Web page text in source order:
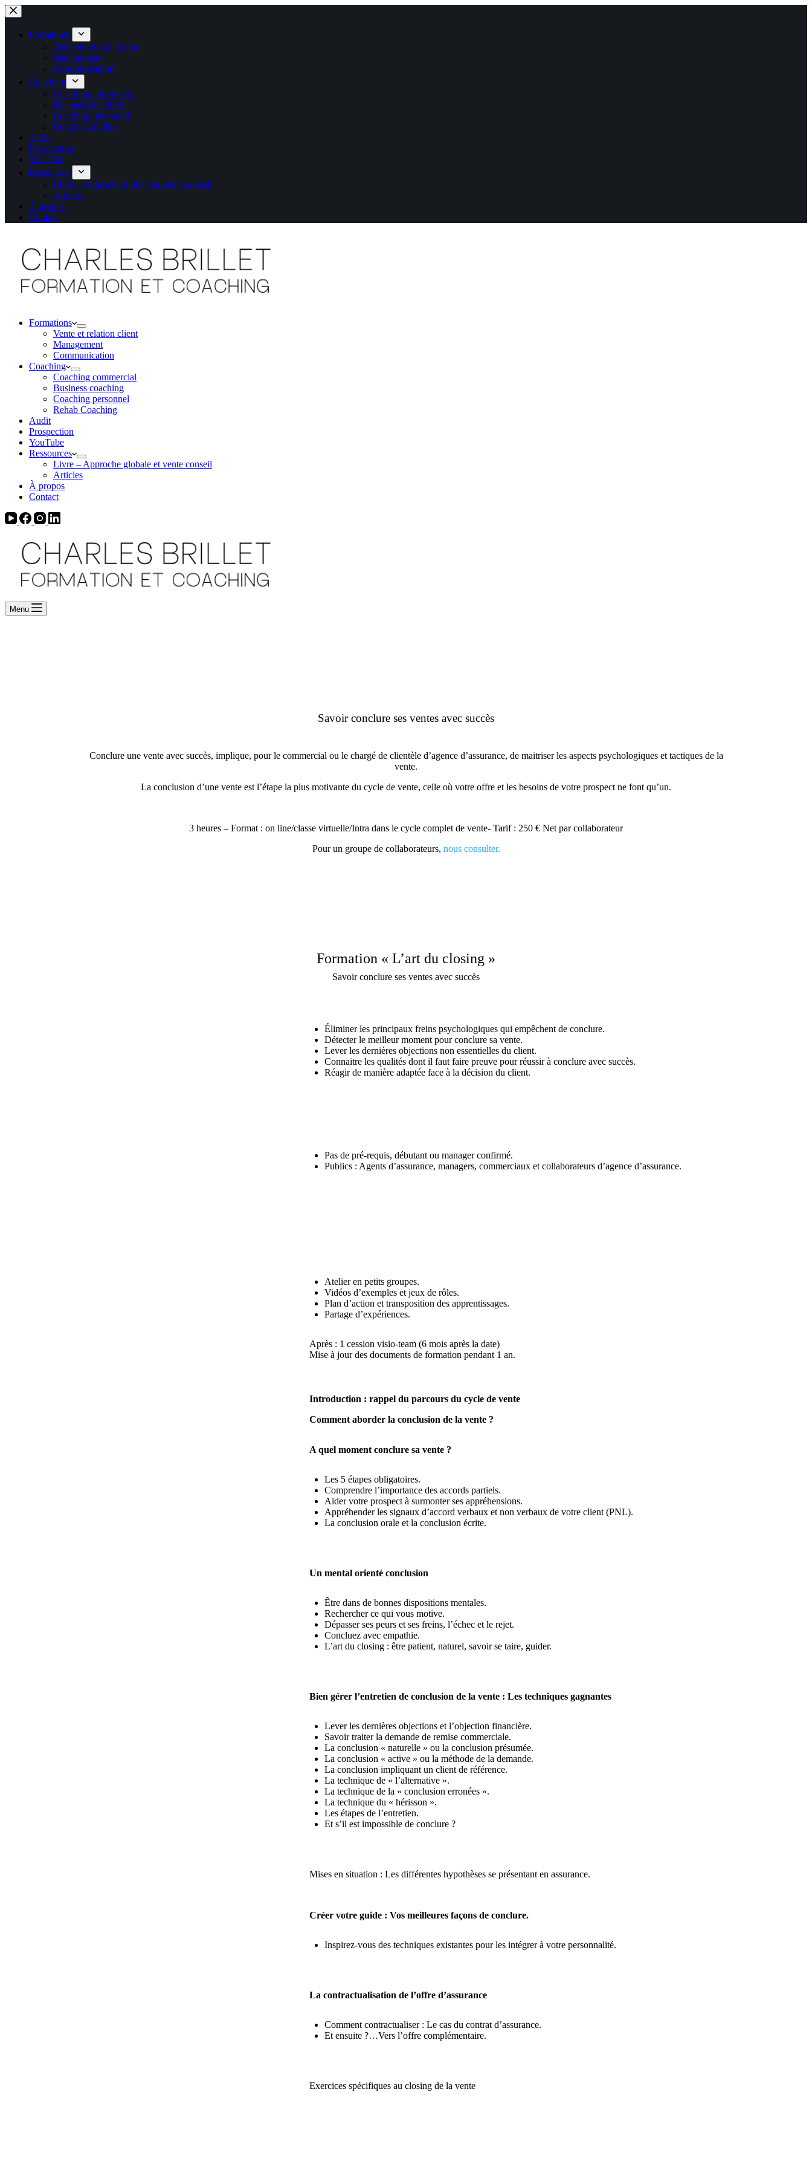
Passer
au
contenuFormations
Vente et relation client
Management
Communication
Coaching
Coaching commercial
Business coaching
Coaching personnel
Rehab Coaching
Audit
Prospection
YouTube
Ressources
Livre – Approche globale et vente conseil
Articles
À propos
Contact
Formations
Vente et relation client
Management
Communication
Coaching
Coaching commercial
Business coaching
Coaching personnel
Rehab Coaching
Audit
Prospection
YouTube
Ressources
Livre – Approche globale et vente conseil
Articles
À propos
Contact
Menu
Savoir conclure ses ventes avec succès
Conclure une vente avec succès, implique, pour le commercial ou le chargé de clientèle d’agence d’assurance, de maitriser les aspects psychologiques et tactiques de la
vente.
La conclusion d’une vente est l’étape la plus motivante du cycle de vente, celle où votre offre et les besoins de votre prospect ne font qu’un.
3 heures – Format : on line/classe virtuelle/Intra dans le cycle complet de vente- Tarif : 250 € Net par collaborateur
Pour un groupe de collaborateurs, nous consulter.
Formation « L’art du closing »
Savoir conclure ses ventes avec succès
Éliminer les principaux freins psychologiques qui empêchent de conclure.
Détecter le meilleur moment pour conclure sa vente.
Lever les dernières objections non essentielles du client.
Connaitre les qualités dont il faut faire preuve pour réussir à conclure avec succès.
Réagir de manière adaptée face à la décision du client.
Pas de pré-requis, débutant ou manager confirmé.
Publics : Agents d’assurance, managers, commerciaux et collaborateurs d’agence d’assurance.
Atelier en petits groupes.
Vidéos d’exemples et jeux de rôles.
Plan d’action et transposition des apprentissages.
Partage d’expériences.
Après : 1 cession visio-team (6 mois après la date)
Mise à jour des documents de formation pendant 1 an.
Introduction : rappel du parcours du cycle de vente
Comment aborder la conclusion de la vente ?
A quel moment conclure sa vente ?
Les 5 étapes obligatoires.
Comprendre l’importance des accords partiels.
Aider votre prospect à surmonter ses appréhensions.
Appréhender les signaux d’accord verbaux et non verbaux de votre client (PNL).
La conclusion orale et la conclusion écrite.
Un mental orienté conclusion
Être dans de bonnes dispositions mentales.
Rechercher ce qui vous motive.
Dépasser ses peurs et ses freins, l’échec et le rejet.
Concluez avec empathie.
L’art du closing : être patient, naturel, savoir se taire, guider.
Bien gérer l’entretien de conclusion de la vente : Les techniques gagnantes
Lever les dernières objections et l’objection financière.
Savoir traiter la demande de remise commerciale.
La conclusion « naturelle » ou la conclusion présumée.
La conclusion « active » ou la méthode de la demande.
La conclusion impliquant un client de référence.
La technique de « l’alternative ».
La technique de la « conclusion erronées ».
La technique du « hérisson ».
Les étapes de l’entretien.
Et s’il est impossible de conclure ?
Mises en situation : Les différentes hypothèses se présentant en assurance.
Créer votre guide : Vos meilleures façons de conclure.
Inspirez-vous des techniques existantes pour les intégrer à votre personnalité.
La contractualisation de l’offre d’assurance
Comment contractualiser : Le cas du contrat d’assurance.
Et ensuite ?…Vers l’offre complémentaire.
Exercices spécifiques au closing de la vente